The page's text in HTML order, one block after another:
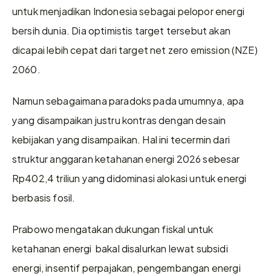
untuk menjadikan Indonesia sebagai pelopor energi
bersih dunia. Dia optimistis target tersebut akan
dicapai lebih cepat dari target net zero emission (NZE)
2060.
Namun sebagaimana paradoks pada umumnya, apa
yang disampaikan justru kontras dengan desain
kebijakan yang disampaikan. Hal ini tecermin dari
struktur anggaran ketahanan energi 2026 sebesar
Rp402,4 triliun yang didominasi alokasi untuk energi
berbasis fosil.
Prabowo mengatakan dukungan fiskal untuk
ketahanan energi  bakal disalurkan lewat subsidi
energi, insentif perpajakan, pengembangan energi